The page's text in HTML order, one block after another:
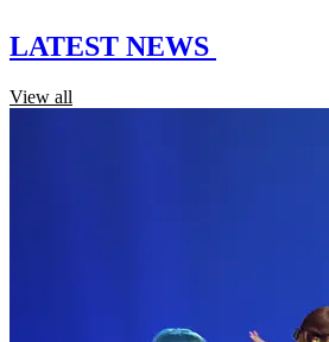
LATEST NEWS
View all